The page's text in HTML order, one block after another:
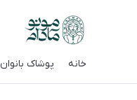
خانه پوشاک بانوان